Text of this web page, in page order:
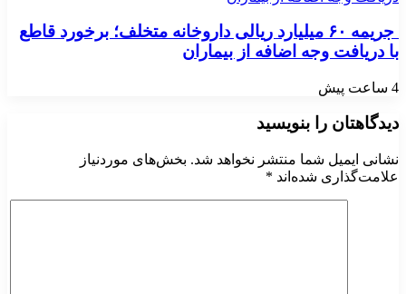
جریمه ۶۰ میلیارد ریالی داروخانه متخلف؛ برخورد قاطع
با دریافت وجه اضافه از بیماران
4 ساعت پیش
دیدگاهتان را بنویسید
نشانی ایمیل شما منتشر نخواهد شد. بخش‌های موردنیاز
علامت‌گذاری شده‌اند *